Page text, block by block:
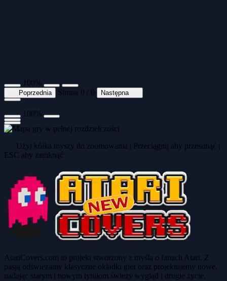
100%
Poprzednia Strona 0 / 0 Następna
100%
Użyj kółka myszy do zoomowania | Przeciągnij aby przesunąć |
ESC aby zamknąć
AtariCovers.com to projekt stworzony z myślą o fanach Atari. Z
pasją odświeżamy klasyczne okładki gier oraz projektujemy nowe,
nadając starym i nowym tytułom świeży wygląd i drugie życie.